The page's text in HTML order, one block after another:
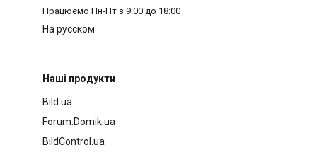
Працюємо Пн-Пт з 9:00 до 18:00
На русском
Наші продукти
Bild.ua
Forum.Domik.ua
BildControl.ua